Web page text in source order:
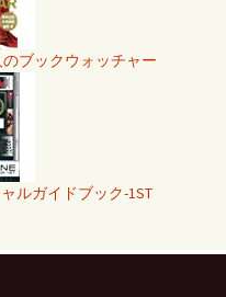
のブックウォッチャー
ャルガイドブック-1ST